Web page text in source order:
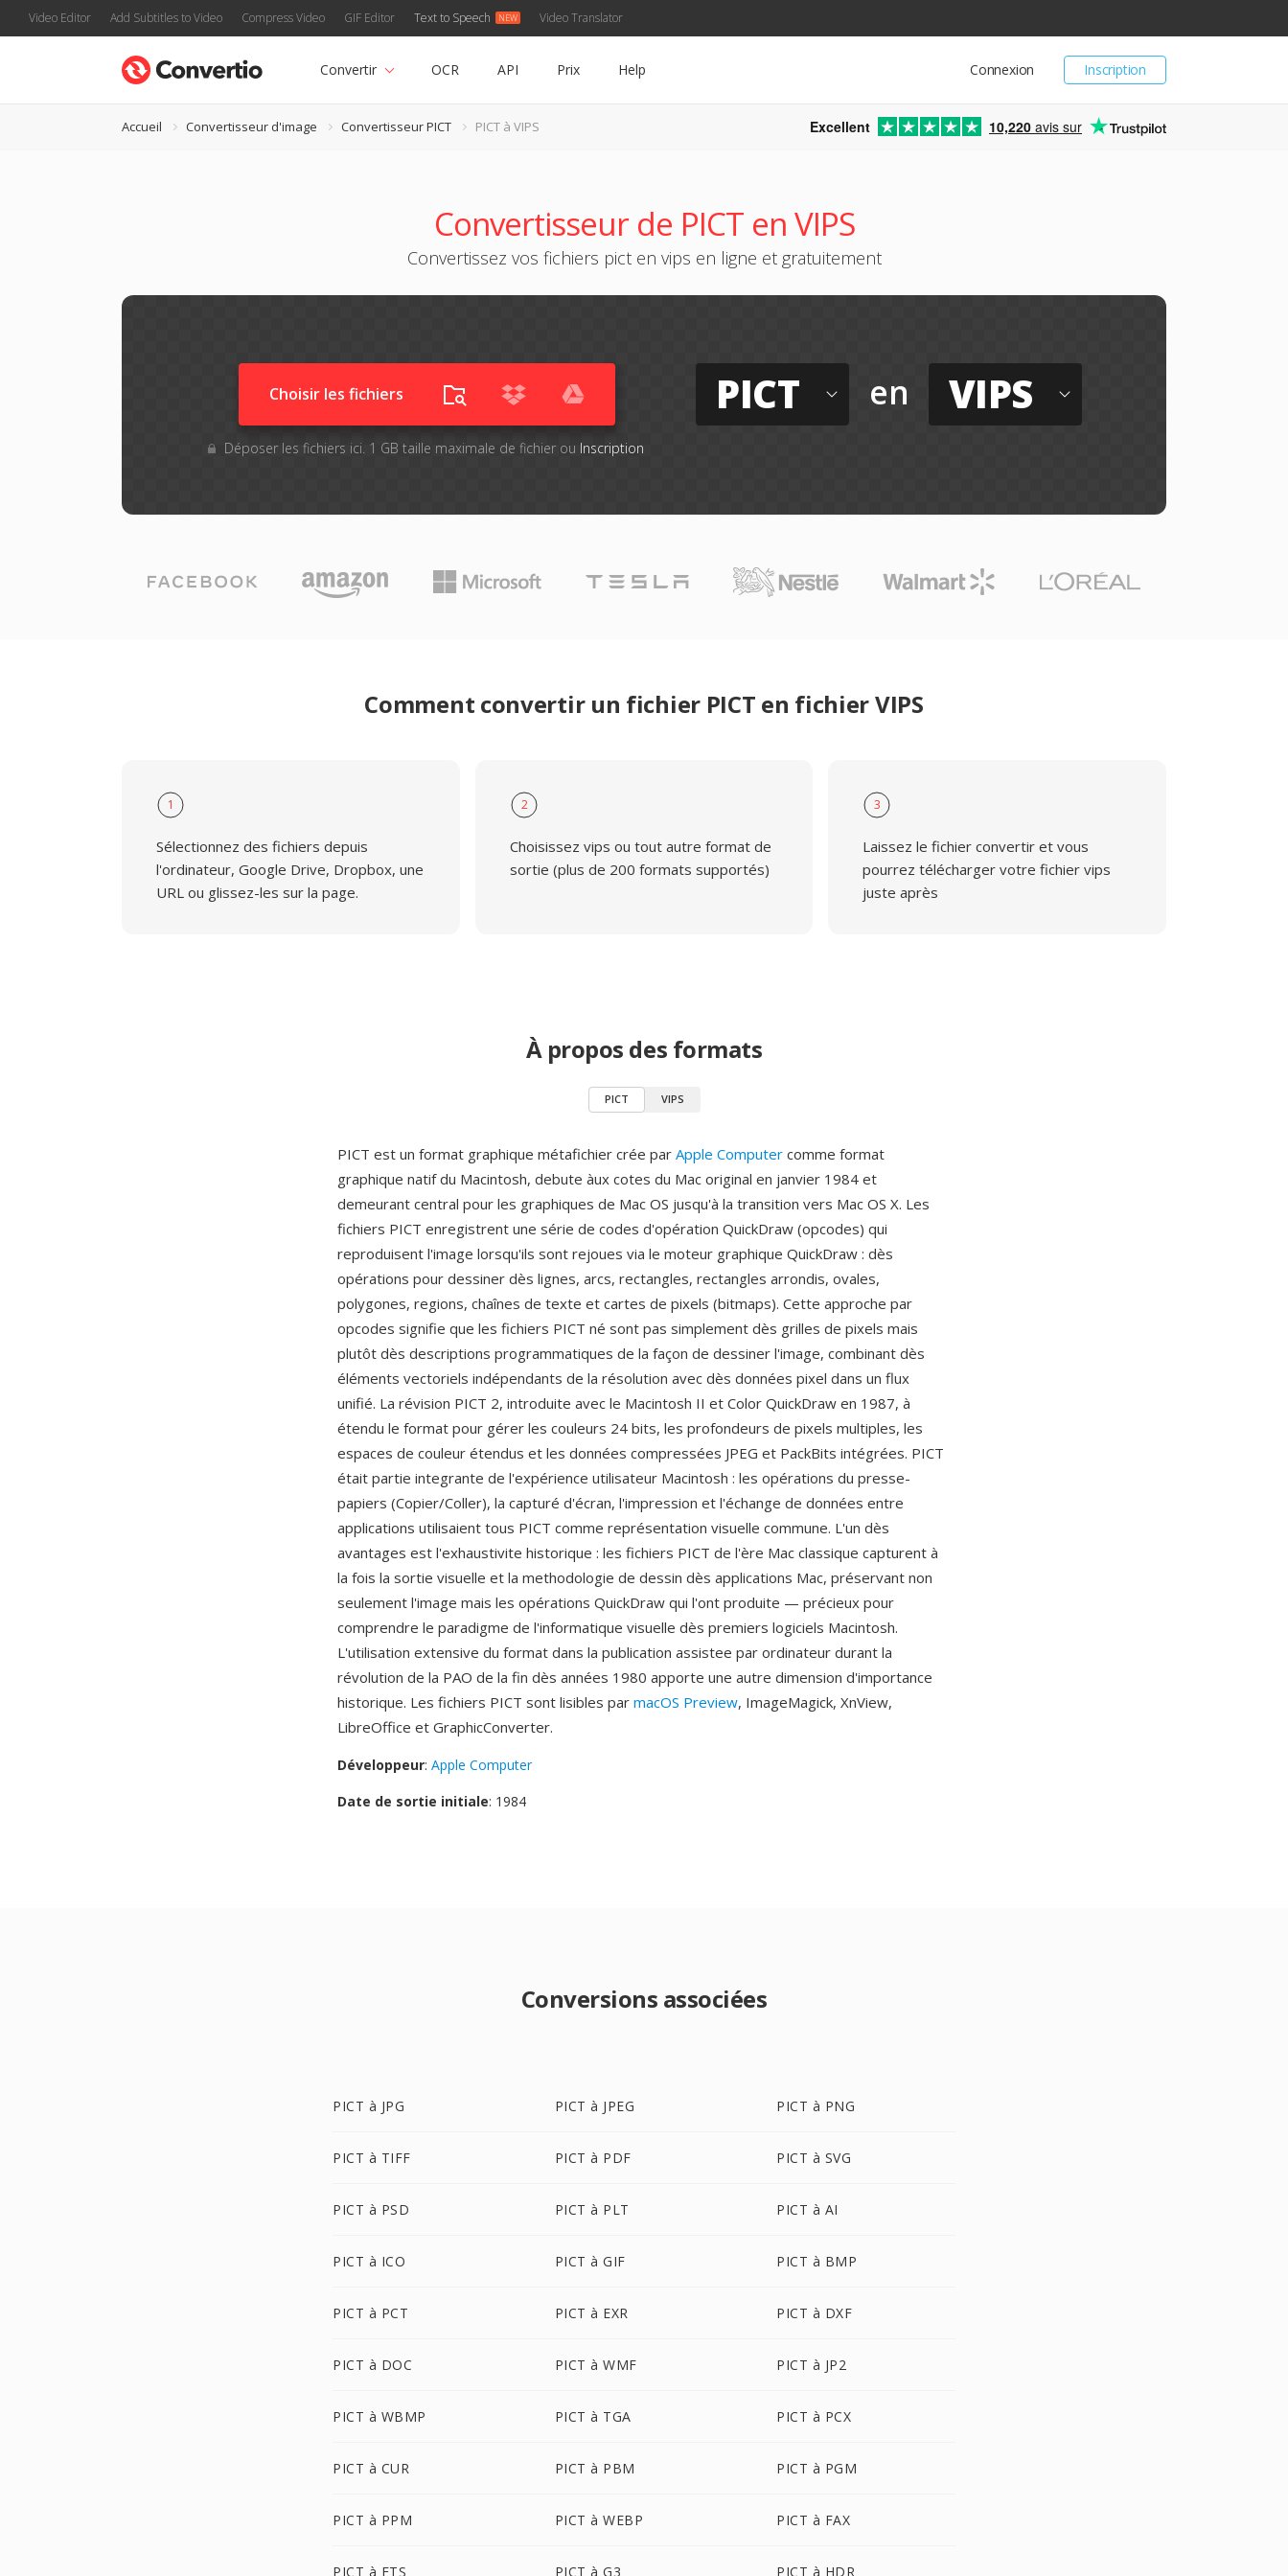
Video Editor Add Subtitles to Video Compress Video GIF Editor Text to Speech Video Translator
Inscription
Connexion
Convertir OCR API Prix Help
Accueil Convertisseur d'image Convertisseur PICT PICT à VIPS Excellent 10,220 avis sur
Convertisseur de PICT en VIPS
Convertissez vos fichiers pict en vips en ligne et gratuitement
Choisir les fichiers
Déposer les fichiers ici. 1 GB taille maximale de fichier ou Inscription
PICT en VIPS
Comment convertir un fichier PICT en fichier VIPS
1
Sélectionnez des fichiers depuis
l'ordinateur, Google Drive, Dropbox, une
URL ou glissez-les sur la page.
2
Choisissez vips ou tout autre format de
sortie (plus de 200 formats supportés)
3
Laissez le fichier convertir et vous
pourrez télécharger votre fichier vips
juste après
À propos des formats
PICT VIPS
PICT est un format graphique métafichier crée par Apple Computer comme format
graphique natif du Macintosh, debute àux cotes du Mac original en janvier 1984 et
demeurant central pour les graphiques de Mac OS jusqu'à la transition vers Mac OS X. Les
fichiers PICT enregistrent une série de codes d'opération QuickDraw (opcodes) qui
reproduisent l'image lorsqu'ils sont rejoues via le moteur graphique QuickDraw : dès
opérations pour dessiner dès lignes, arcs, rectangles, rectangles arrondis, ovales,
polygones, regions, chaînes de texte et cartes de pixels (bitmaps). Cette approche par
opcodes signifie que les fichiers PICT né sont pas simplement dès grilles de pixels mais
plutôt dès descriptions programmatiques de la façon de dessiner l'image, combinant dès
éléments vectoriels indépendants de la résolution avec dès données pixel dans un flux
unifié. La révision PICT 2, introduite avec le Macintosh II et Color QuickDraw en 1987, à
étendu le format pour gérer les couleurs 24 bits, les profondeurs de pixels multiples, les
espaces de couleur étendus et les données compressées JPEG et PackBits intégrées. PICT
était partie integrante de l'expérience utilisateur Macintosh : les opérations du presse-
papiers (Copier/Coller), la capturé d'écran, l'impression et l'échange de données entre
applications utilisaient tous PICT comme représentation visuelle commune. L'un dès
avantages est l'exhaustivite historique : les fichiers PICT de l'ère Mac classique capturent à
la fois la sortie visuelle et la methodologie de dessin dès applications Mac, préservant non
seulement l'image mais les opérations QuickDraw qui l'ont produite — précieux pour
comprendre le paradigme de l'informatique visuelle dès premiers logiciels Macintosh.
L'utilisation extensive du format dans la publication assistee par ordinateur durant la
révolution de la PAO de la fin dès années 1980 apporte une autre dimension d'importance
historique. Les fichiers PICT sont lisibles par macOS Preview, ImageMagick, XnView,
LibreOffice et GraphicConverter.
Développeur: Apple Computer
Date de sortie initiale: 1984
Conversions associées
PICT à JPG PICT à JPEG PICT à PNG
PICT à TIFF PICT à PDF PICT à SVG
PICT à PSD PICT à PLT PICT à AI
PICT à ICO PICT à GIF PICT à BMP
PICT à PCT PICT à EXR PICT à DXF
PICT à DOC PICT à WMF PICT à JP2
PICT à WBMP PICT à TGA PICT à PCX
PICT à CUR PICT à PBM PICT à PGM
PICT à PPM PICT à WEBP PICT à FAX
PICT à FTS PICT à G3 PICT à HDR